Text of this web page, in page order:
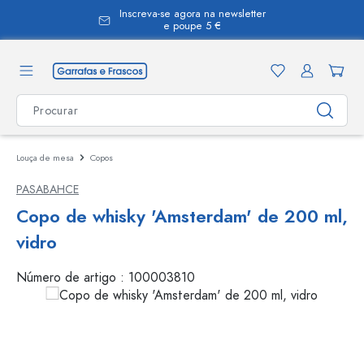
Inscreva-se agora na newsletter
e poupe 5 €
Louça de mesa Copos
PASABAHCE
Copo de whisky 'Amsterdam' de 200 ml,
vidro
Número de artigo : 100003810